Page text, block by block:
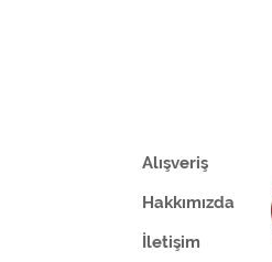
Alışveriş
Hakkımızda
İletişim